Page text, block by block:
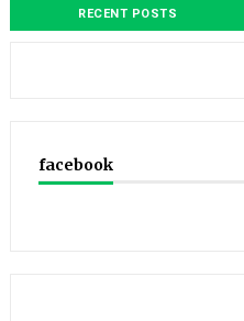
RECENT POSTS
facebook